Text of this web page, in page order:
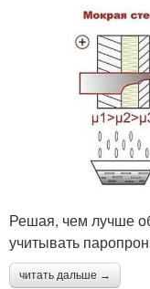
Решая, чем лучше
учитывать
читать дальше →